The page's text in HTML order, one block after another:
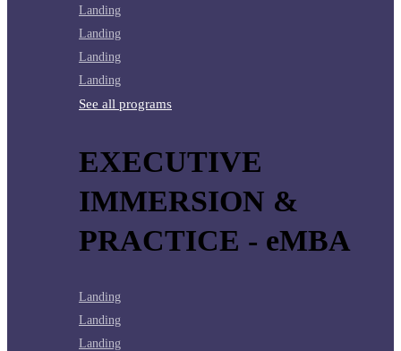
Landing
Landing
Landing
Landing
See all programs
EXECUTIVE
IMMERSION &
PRACTICE - eMBA
Landing
Landing
Landing